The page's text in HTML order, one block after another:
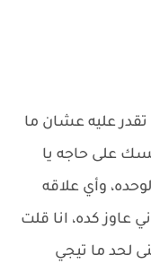
عليه عشان ما
على حاجه يا
وأي علاقه
عاوز كده، انا قلت
لحد ما تيجي